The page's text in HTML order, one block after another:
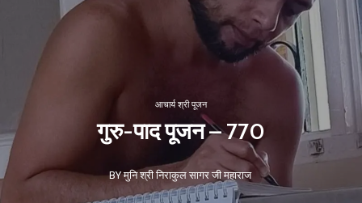
आचार्य श्री पूजन
गुरु-पाद पूजन – 770
BY मुनि श्री निराकुल सागर जी महाराज